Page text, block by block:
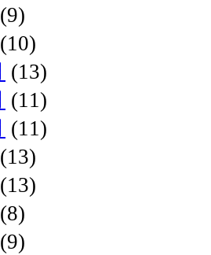
(9)
(10)
(13)
(11)
(11)
(13)
(13)
(8)
(9)